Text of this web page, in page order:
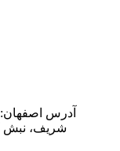
آدرس اصفهان: